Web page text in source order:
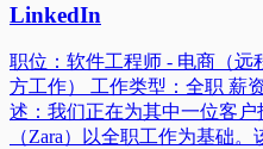
LinkedIn
职位：软件工程师 - 电商（远
方工作） 工作类型：全职 薪
述：我们正在为其中一位客
（Zara）以全职工作为基础